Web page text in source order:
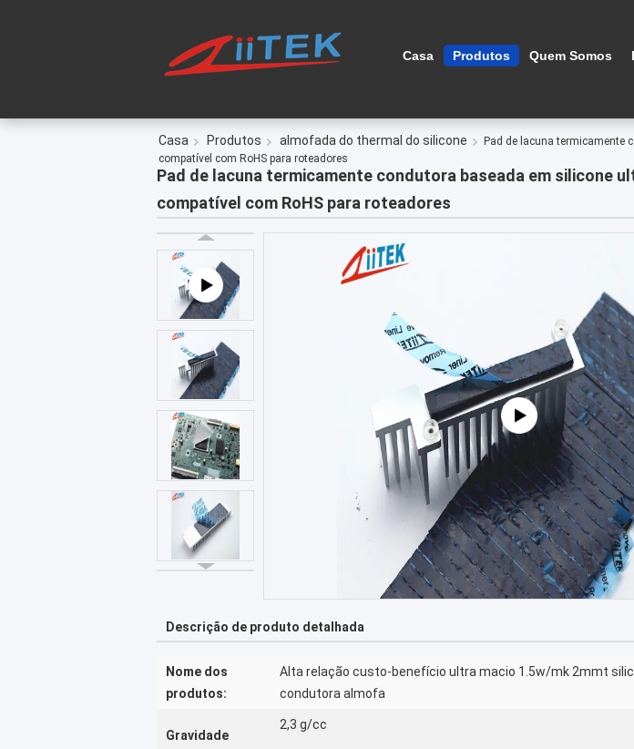
Casa Produtos Quem Somos
Casa Produtos almofada do thermal do silicone
Pad de lacuna termicamente
compatível com RoHS para roteadores
Pad de lacuna termicamente condutora baseada em silicone
compatível com RoHS para roteadores
Descrição de produto detalhada
Nome dos
produtos:
Alta relação custo-benefício ultra macio 1.5w/mk 2mmt
condutora almofa
Gravidade
2,3 g/cc